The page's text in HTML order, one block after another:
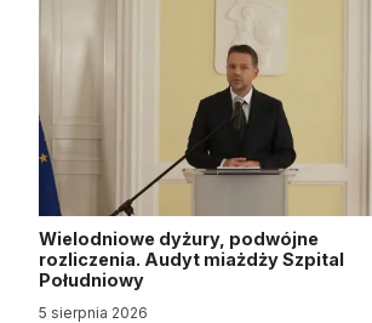
Wielodniowe dyżury, podwójne
rozliczenia. Audyt miażdży Szpital
Południowy
5 sierpnia 2026